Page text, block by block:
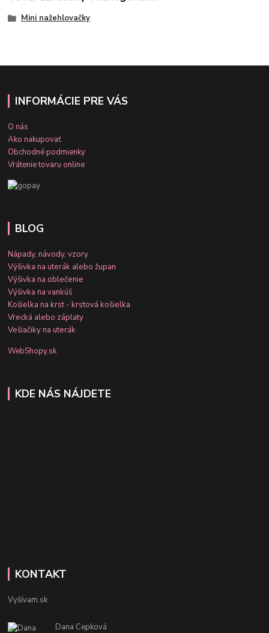
Mini nažehlovačky
INFORMÁCIE PRE VÁS
O nás
Ako nakupovať
Obchodné podmienky
Vrátenie tovaru online
BLOG
Nápady, návody, vzory
Výšivka na uterák alebo župan
Výšivka na oblečenie
Výšivka na vankúš
Košielka na krst - krstová košielka
Vrecká alebo záplaty
Vešiačiky na uterák
WebShopy.sk
KDE NÁS NÁJDETE
KONTAKT
Vyšívam.sk
Dana Cepková